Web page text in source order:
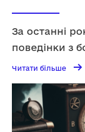
За останні
поведінки з
Читати більше →
не
ЄС